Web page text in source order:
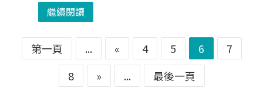
繼續閱讀
第一頁 ... « 4 5 6
7
8
» ... 最後一頁